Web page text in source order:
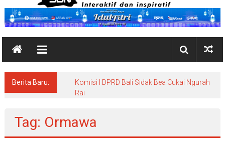
SpotBaliNews
Berita Baru:
Komisi I DPRD Bali Sidak Bea Cukai Ngurah
Rai
Tag: Ormawa